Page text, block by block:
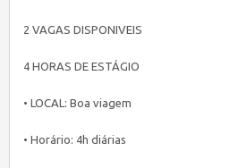
2 VAGAS DISPONIVEIS
4 HORAS DE ESTÁGIO
• LOCAL: Boa viagem
• Horário: 4h diárias